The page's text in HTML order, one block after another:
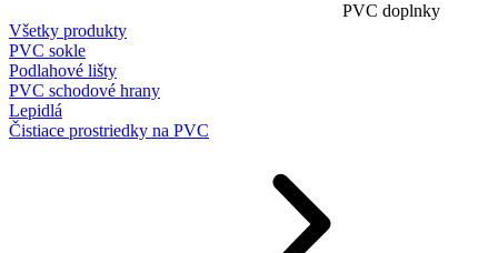
PVC doplnky
Všetky produkty
PVC sokle
Podlahové lišty
PVC schodové hrany
Lepidlá
Čistiace prostriedky na PVC